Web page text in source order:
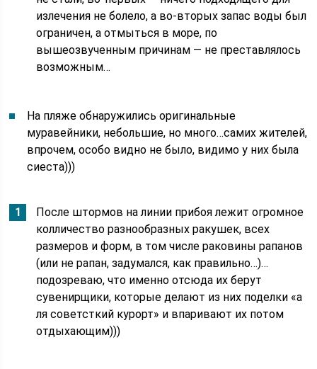
излечения не болело, а во-вторых запас воды был
ограничен, а отмыться в море, по
вышеозвученным причинам — не преставлялось
возможным…
На пляже обнаружились оригинальные
муравейники, небольшие, но много…самих жителей,
впрочем, особо видно не было, видимо у них была
сиеста)))
После штормов на линии прибоя лежит огромное
колличество разнообразных ракушек, всех
размеров и форм, в том числе раковины рапанов
(или не рапан, задумался, как правильно…)…
подозреваю, что именно отсюда их берут
сувенирщики, которые делают из них поделки «а
ля советсткий курорт» и впаривают их потом
отдыхающим)))